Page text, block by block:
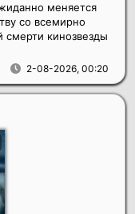
2-08-2026, 00:20
меняется
со всемирно
смерти кинозвезды